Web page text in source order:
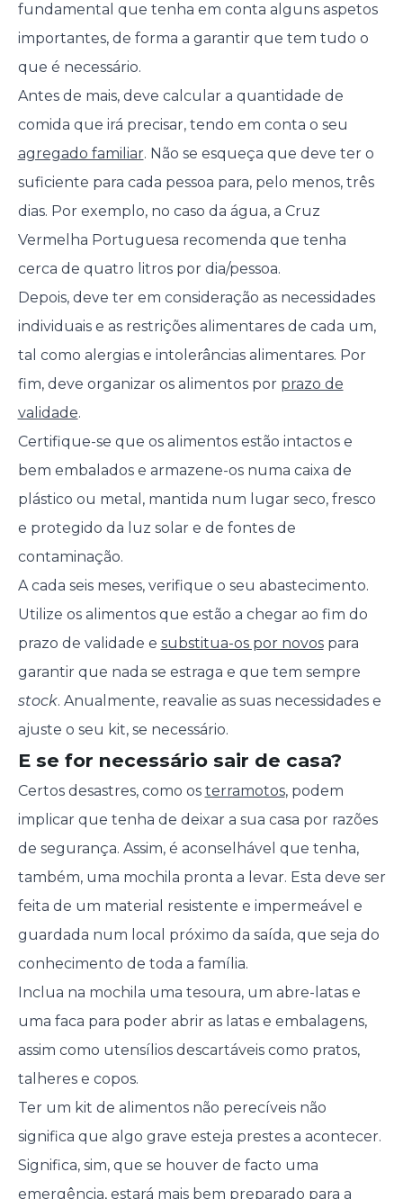
fundamental que tenha em conta alguns aspetos
importantes, de forma a garantir que tem tudo o
que é necessário.
Antes de mais, deve calcular a quantidade de
comida que irá precisar, tendo em conta o seu
agregado familiar. Não se esqueça que deve ter o
suficiente para cada pessoa para, pelo menos, três
dias. Por exemplo, no caso da água, a Cruz
Vermelha Portuguesa recomenda que tenha
cerca de quatro litros por dia/pessoa.
Depois, deve ter em consideração as necessidades
individuais e as restrições alimentares de cada um,
tal como alergias e intolerâncias alimentares. Por
fim, deve organizar os alimentos por prazo de
validade.
Certifique-se que os alimentos estão intactos e
bem embalados e armazene-os numa caixa de
plástico ou metal, mantida num lugar seco, fresco
e protegido da luz solar e de fontes de
contaminação.
A cada seis meses, verifique o seu abastecimento.
Utilize os alimentos que estão a chegar ao fim do
prazo de validade e substitua-os por novospara
garantir que nada se estraga e que tem sempre
stock. Anualmente, reavalie as suas necessidades e
ajuste o seu kit, se necessário.
E se for necessário sair de casa?
Certos desastres, como os terramotos, podem
implicar que tenha de deixar a sua casa por razões
de segurança. Assim, é aconselhável que tenha,
também, uma mochila pronta a levar. Esta deve ser
feita de um material resistente e impermeável e
guardada num local próximo da saída, que seja do
conhecimento de toda a família.
Inclua na mochila uma tesoura, um abre-latas e
uma faca para poder abrir as latas e embalagens,
assim como utensílios descartáveis como pratos,
talheres e copos.
Ter um kit de alimentos não perecíveis não
significa que algo grave esteja prestes a acontecer.
Significa, sim, que se houver de facto uma
emergência, estará mais bem preparado para a